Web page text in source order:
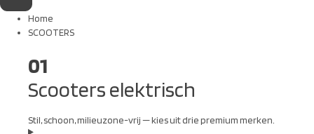
Home
SCOOTERS
01
Scooters elektrisch
Stil, schoon, milieuzone-vrij — kies uit drie premium merken.